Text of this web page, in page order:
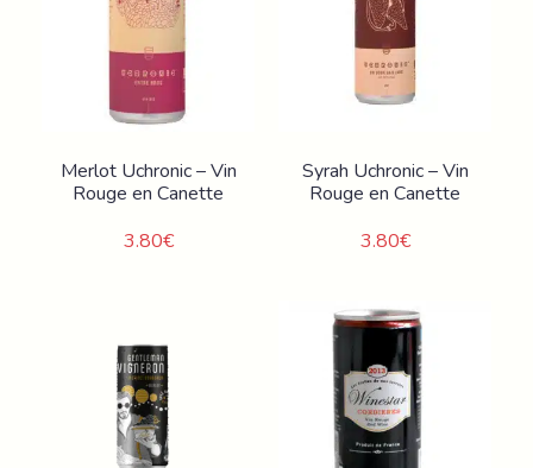
Merlot Uchronic – Vin
Rouge en Canette
3.80€
Syrah Uchronic – Vin
Rouge en Canette
3.80€